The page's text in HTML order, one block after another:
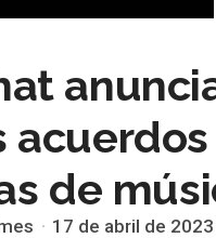
de
17 de abril de 2023